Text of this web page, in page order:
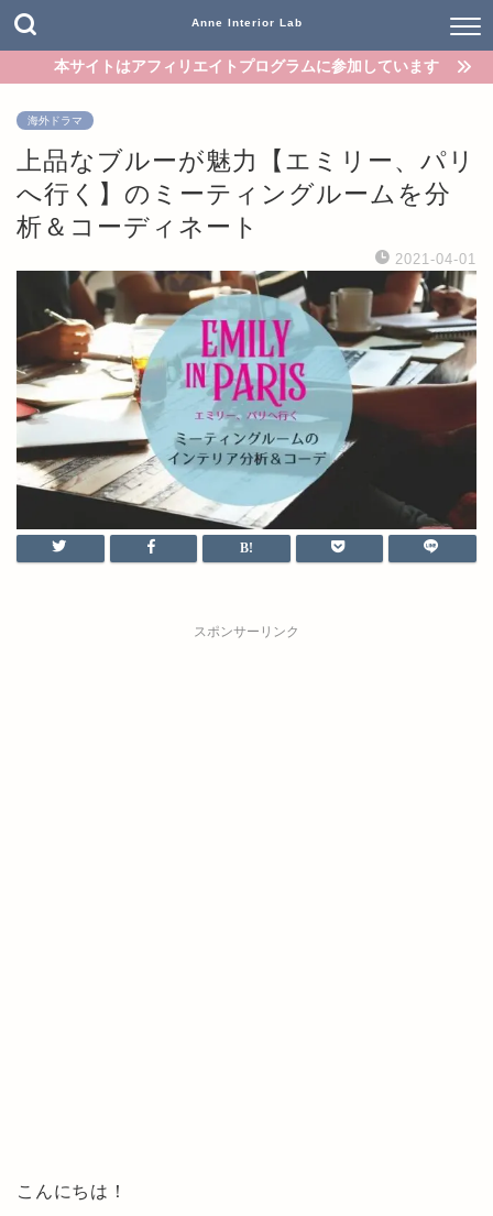
Anne Interior Lab
本サイトはアフィリエイトプログラムに参加しています
海外ドラマ
上品なブルーが魅力【エミリー、パリ
へ行く】のミーティングルームを分
析＆コーディネート
2021-04-01
スポンサーリンク
こんにちは！